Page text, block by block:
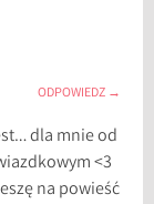
ODPOWIEDZ
dla mnie od
<3
na powieść